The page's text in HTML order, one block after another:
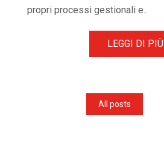
propri processi gestionali e..
LEGGI DI PIÙ
All posts